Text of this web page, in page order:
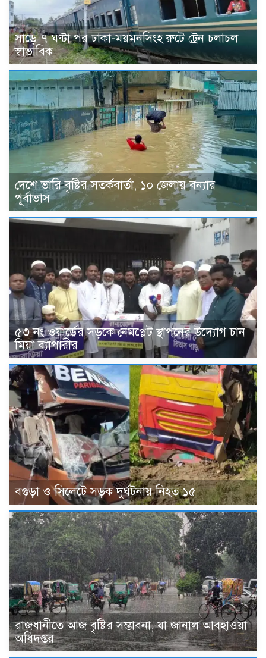
সাড়ে ৭ ঘণ্টা পর ঢাকা-ময়মনসিংহ রুটে ট্রেন চলাচল
স্বাভাবিক
দেশে ভারি বৃষ্টির সতর্কবার্তা, ১০ জেলায় বন্যার
পূর্বাভাস
৫৩ নং ওয়ার্ডের সড়কে নেমপ্লেট স্থাপনের উদ্যোগ চান
মিয়া ব্যাপারীর
বগুড়া ও সিলেটে সড়ক দুর্ঘটনায় নিহত ১৫
রাজধানীতে আজ বৃষ্টির সম্ভাবনা, যা জানাল আবহাওয়া
অধিদপ্তর